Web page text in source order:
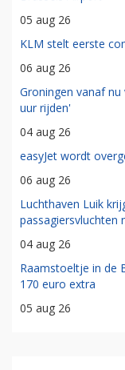
05 aug 26
KLM stelt eerste
06 aug 26
Groningen vanaf
uur rijden'
04 aug 26
easyJet wordt
06 aug 26
Luchthaven Luik
passagiersvluchten
04 aug 26
Raamstoeltje in de
170 euro extra
05 aug 26